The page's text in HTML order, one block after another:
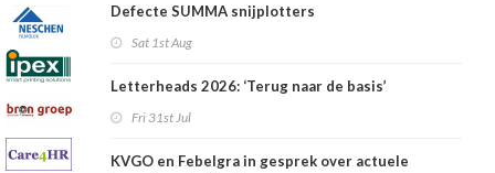
Defecte SUMMA snijplotters
Sat 1st Aug
Letterheads 2026: ‘Terug naar de basis’
Fri 31st Jul
KVGO en Febelgra in gesprek over actuele